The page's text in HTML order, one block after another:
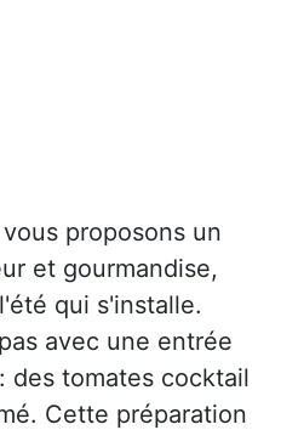
proposons un
et gourmandise,
qui s'installe.
avec une entrée
des tomates cocktail
Cette préparation